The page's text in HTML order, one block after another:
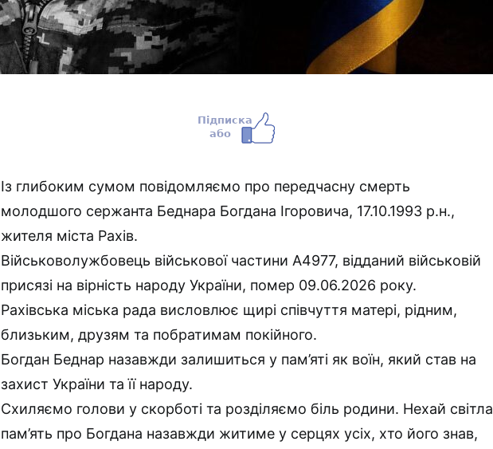
Із глибоким сумом повідомляємо про передчасну смерть
молодшого сержанта Беднара Богдана Ігоровича, 17.10.1993 р.н.,
жителя міста Рахів.
Військоволужбовець військової частини А4977, відданий військовій
присязі на вірність народу України, помер 09.06.2026 року.
Рахівська міська рада висловлює щирі співчуття матері, рідним,
близьким, друзям та побратимам покійного.
Богдан Беднар назавжди залишиться у пам’яті як воїн, який став на
захист України та її народу.
Схиляємо голови у скорботі та розділяємо біль родини. Нехай світла
пам’ять про Богдана назавжди житиме у серцях усіх, хто його знав,